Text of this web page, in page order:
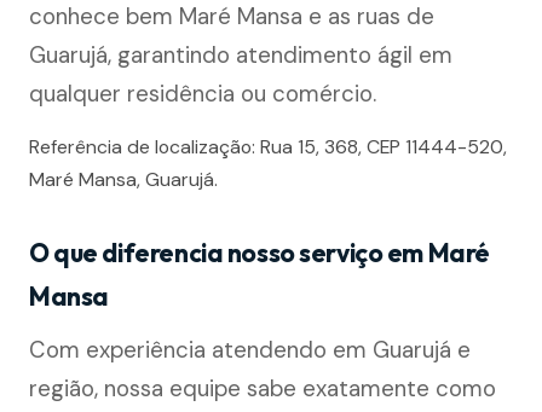
conhece bem Maré Mansa e as ruas de
Guarujá, garantindo atendimento ágil em
qualquer residência ou comércio.
Referência de localização: Rua 15, 368, CEP 11444-520,
Maré Mansa, Guarujá.
O que diferencia nosso serviço em Maré
Mansa
Com experiência atendendo em Guarujá e
região, nossa equipe sabe exatamente como